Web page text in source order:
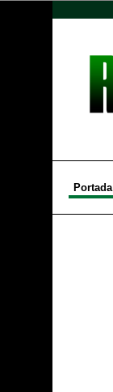
Portada